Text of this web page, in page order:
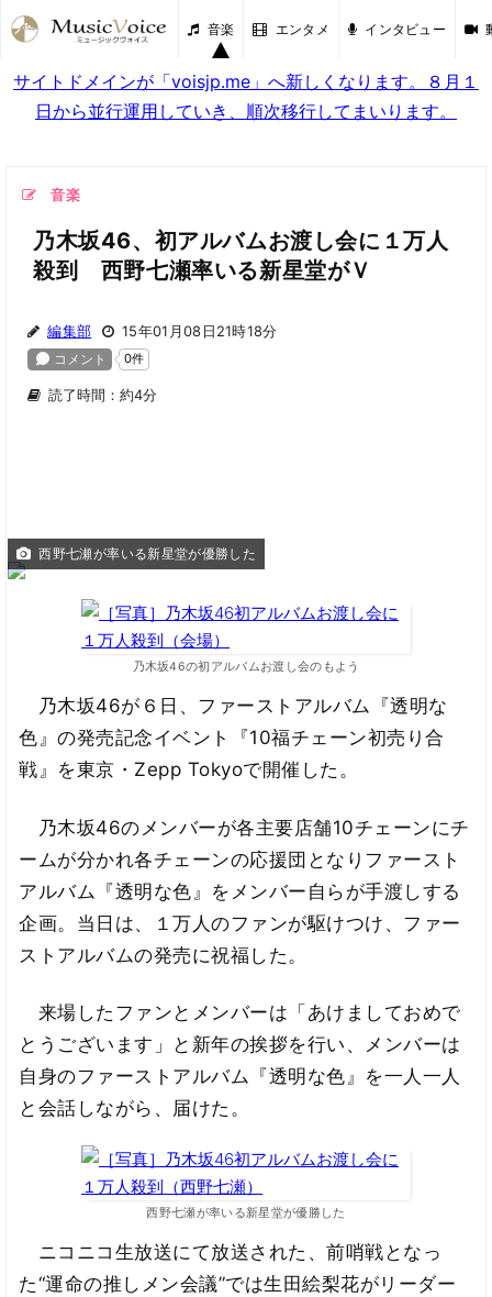
音楽 エンタメ インタビュー
サイトドメインが「voisjp.me」へ新しくなります。８月１
日から並行運用していき、順次移行してまいります。
音楽
乃木坂46、初アルバムお渡し会に１万人
殺到 西野七瀬率いる新星堂がＶ
編集部 15年01月08日21時18分
読了時間：約4分
西野七瀬が率いる新星堂が優勝した
乃木坂46の初アルバムお渡し会のもよう
乃木坂46が６日、ファーストアルバム『透明な
色』の発売記念イベント『10福チェーン初売り合
戦』を東京・Zepp Tokyoで開催した。
乃木坂46のメンバーが各主要店舗10チェーンにチ
ームが分かれ各チェーンの応援団となりファースト
アルバム『透明な色』をメンバー自らが手渡しする
企画。当日は、１万人のファンが駆けつけ、ファー
ストアルバムの発売に祝福した。
来場したファンとメンバーは「あけましておめで
とうございます」と新年の挨拶を行い、メンバーは
自身のファーストアルバム『透明な色』を一人一人
と会話しながら、届けた。
西野七瀬が率いる新星堂が優勝した
ニコニコ生放送にて放送された、前哨戦となっ
た“運命の推しメン会議”では生田絵梨花がリーダー